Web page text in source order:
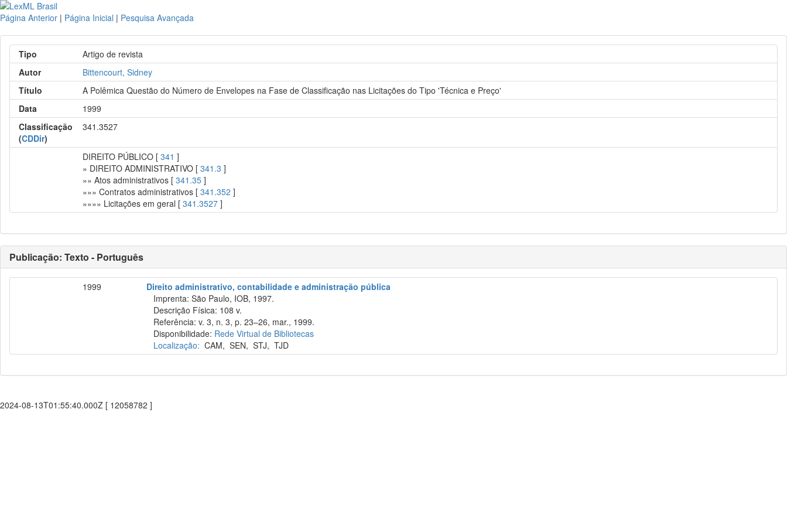
Página Anterior | Página Inicial | Pesquisa Avançada
Tipo
Artigo de revista
Autor
Bittencourt, Sidney
Título
A Polêmica Questão do Número de Envelopes na Fase de Classificação nas Licitações do Tipo 'Técnica e Preço'
Data
1999
Classificação
(CDDir)
341.3527
DIREITO PÚBLICO [341 ]
» DIREITO ADMINISTRATIVO [341.3 ]
»» Atos administrativos [341.35 ]
»»» Contratos administrativos [341.352 ]
»»»» Licitações em geral [341.3527 ]
Publicação: Texto - Português
1999
Direito administrativo, contabilidade e administração pública
Imprenta: São Paulo, IOB, 1997.
Descrição Física: 108 v.
Referência: v. 3, n. 3, p. 23–26, mar., 1999.
Disponibilidade: Rede Virtual de Bibliotecas
Localização: CAM,SEN,STJ,TJD
2024-08-13T01:55:40.000Z [ 12058782 ]